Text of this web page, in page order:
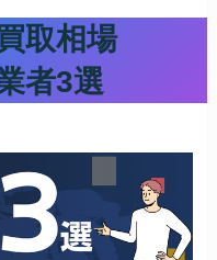
取相場
者3選